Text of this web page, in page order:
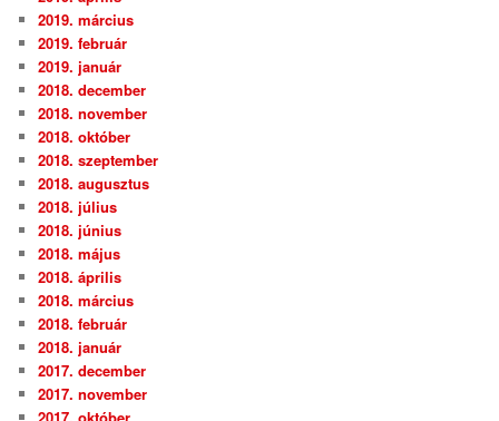
2019. március
2019. február
2019. január
2018. december
2018. november
2018. október
2018. szeptember
2018. augusztus
2018. július
2018. június
2018. május
2018. április
2018. március
2018. február
2018. január
2017. december
2017. november